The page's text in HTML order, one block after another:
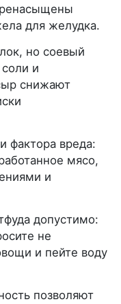
для желудка.
но соевый
и
снижают
фактора вреда:
мясо,
и
допустимо:
не
и пейте воду
позволяют